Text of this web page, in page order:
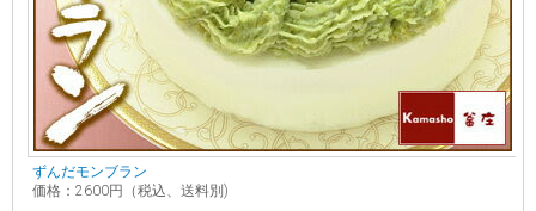
ずんだモンブラン
価格：2600円（税込、送料別)